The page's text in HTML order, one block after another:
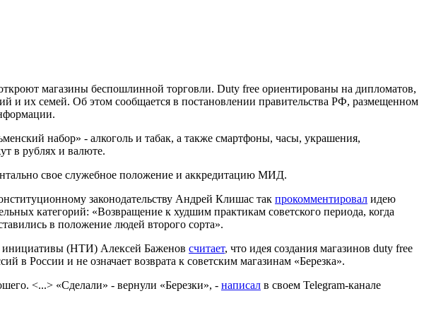
магазины беспошлинной торговли. Duty free ориентированы на дипломатов,
и их семей. Об этом сообщается в постановлении правительства РФ, размещенном
набор» - алкоголь и табак, а также смартфоны, часы, украшения,
в рублях и валюте.
свое служебное положение и аккредитацию МИД.
законодательству Андрей Клишас так прокомментировал идею
категорий: «Возвращение к худшим практикам советского периода, когда
в положение людей второго сорта».
инициативы (НТИ) Алексей Баженов считает, что идея создания магазинов duty free
в России и не означает возврата к советским магазинам «Березка».
<...> «Сделали» - вернули «Березки», - написал в своем Telegram-канале